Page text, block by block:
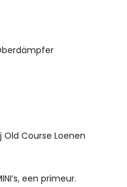
Old Course Loenen
een primeur.